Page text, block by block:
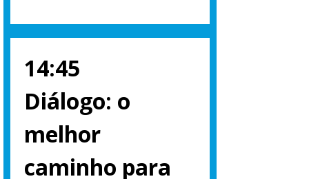
14:45
Diálogo: o
melhor
caminho para